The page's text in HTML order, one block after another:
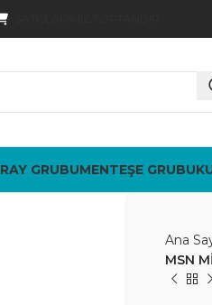
RAY GRUBUMENTEŞE GRUBU
Ana
MSN